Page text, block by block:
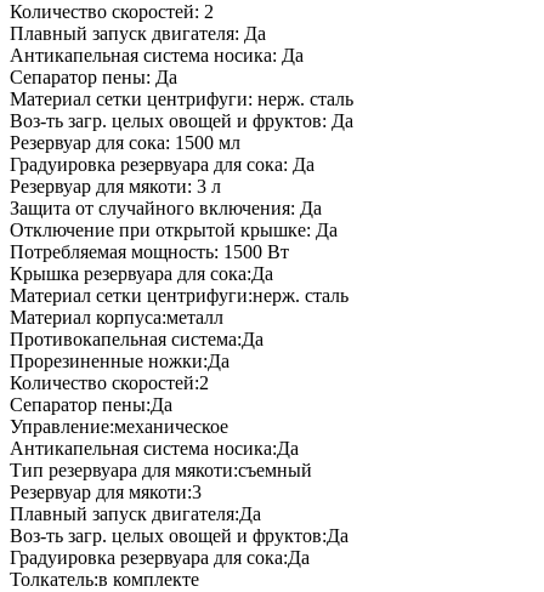
Количество скоростей: 2
Плавный запуск двигателя: Да
Антикапельная система носика: Да
Сепаратор пены: Да
Материал сетки центрифуги: нерж. сталь
Воз-ть загр. целых овощей и фруктов: Да
Резервуар для сока: 1500 мл
Градуировка резервуара для сока: Да
Резервуар для мякоти: 3 л
Защита от случайного включения: Да
Отключение при открытой крышке: Да
Потребляемая мощность: 1500 Вт
Крышка резервуара для сока:Да
Материал сетки центрифуги:нерж. сталь
Материал корпуса:металл
Противокапельная система:Да
Прорезиненные ножки:Да
Количество скоростей:2
Сепаратор пены:Да
Управление:механическое
Антикапельная система носика:Да
Тип резервуара для мякоти:съемный
Резервуар для мякоти:3
Плавный запуск двигателя:Да
Воз-ть загр. целых овощей и фруктов:Да
Градуировка резервуара для сока:Да
Толкатель:в комплекте